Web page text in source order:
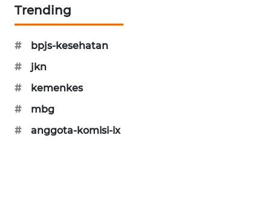
Trending
#
bpjs-kesehatan
#
jkn
#
kemenkes
#
mbg
#
anggota-komisi-ix
WAHANANEWS
WAHANANEWS
CO ID
NET